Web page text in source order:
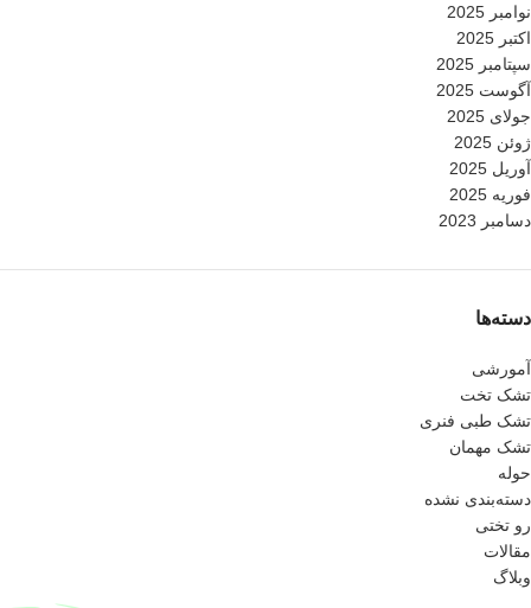
نوامبر 2025
اکتبر 2025
سپتامبر 2025
آگوست 2025
جولای 2025
ژوئن 2025
آوریل 2025
فوریه 2025
دسامبر 2023
دسته‌ها
آمورشی
تشک تخت
تشک طبی فنری
تشک مهمان
حوله
دسته‌بندی نشده
رو تختی
مقالات
وبلاگ